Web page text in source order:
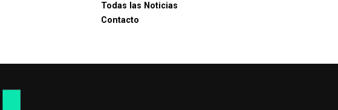
Todas las Noticias
Contacto